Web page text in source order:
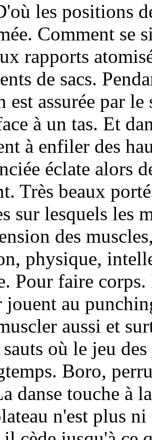
les positions
Comment se
rapports
de sacs.
est assurée par
à un tas. Et
à enfiler des
éclate alors
Très beaux
sur lesquels
des
physique,
Pour faire
jouent au
aussi et
sauts où le jeu
Boro,
danse touche à
n'est plus